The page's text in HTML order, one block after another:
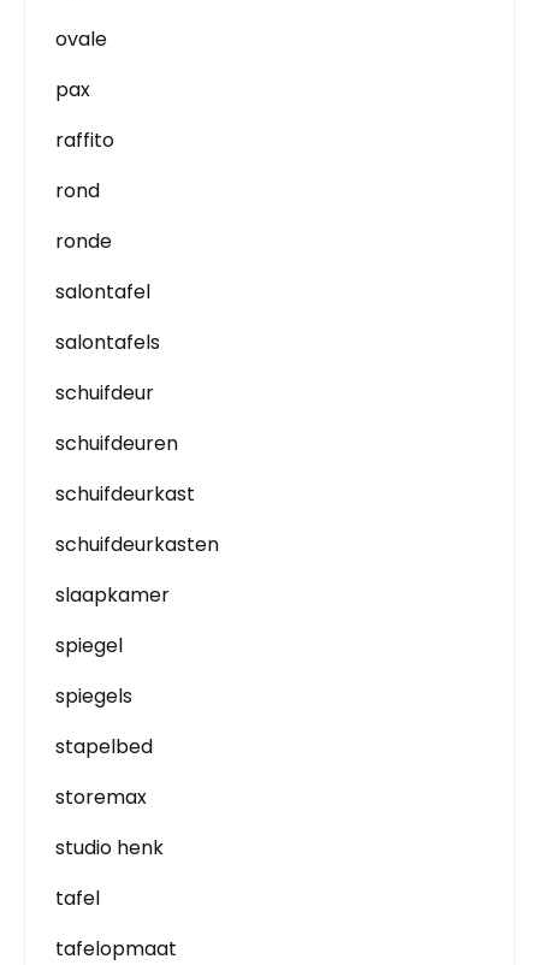
ovale
pax
raffito
rond
ronde
salontafel
salontafels
schuifdeur
schuifdeuren
schuifdeurkast
schuifdeurkasten
slaapkamer
spiegel
spiegels
stapelbed
storemax
studio henk
tafel
tafelopmaat